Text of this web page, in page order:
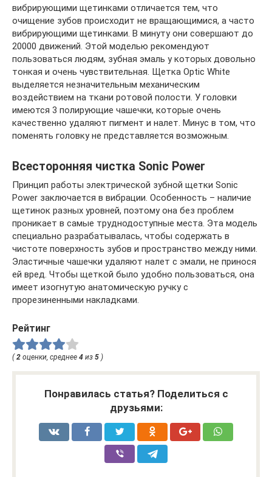
вибрирующими щетинками отличается тем, что
очищение зубов происходит не вращающимися, а часто
вибрирующими щетинками. В минуту они совершают до
20000 движений. Этой моделью рекомендуют
пользоваться людям, зубная эмаль у которых довольно
тонкая и очень чувствительная. Щетка Optic White
выделяется незначительным механическим
воздействием на ткани ротовой полости. У головки
имеются 3 полирующие чашечки, которые очень
качественно удаляют пигмент и налет. Минус в том, что
поменять головку не представляется возможным.
Всесторонняя чистка Sonic Power
Принцип работы электрической зубной щетки Sonic
Power заключается в вибрации. Особенность – наличие
щетинок разных уровней, поэтому она без проблем
проникает в самые труднодоступные места. Эта модель
специально разрабатывалась, чтобы содержать в
чистоте поверхность зубов и пространство между ними.
Эластичные чашечки удаляют налет с эмали, не принося
ей вред. Чтобы щеткой было удобно пользоваться, она
имеет изогнутую анатомическую ручку с
прорезиненными накладками.
Рейтинг
(2 оценки, среднее 4 из 5 )
Понравилась статья? Поделиться с
друзьями: